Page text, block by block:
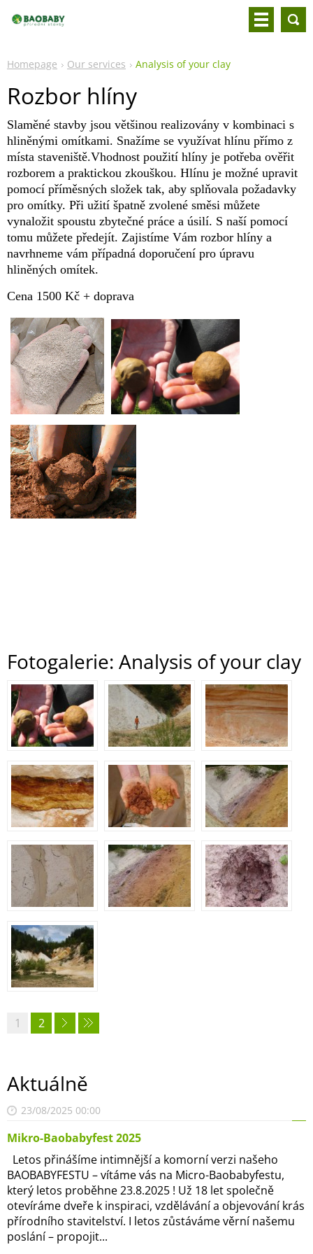
Homepage Our services Analysis of your clay
Rozbor hlíny
Slaměné stavby jsou většinou realizovány v kombinaci s
hliněnými omítkami. Snažíme se využívat hlínu přímo z
místa staveniště.Vhodnost použití hlíny je potřeba ověřit
rozborem a praktickou zkouškou. Hlínu je možné upravit
pomocí příměsných složek tak, aby splňovala požadavky
pro omítky. Při užití špatně zvolené směsi můžete
vynaložit spoustu zbytečné práce a úsilí. S naší pomocí
tomu můžete předejít. Zajistíme Vám rozbor hlíny a
navrhneme vám případná doporučení pro úpravu
hliněných omítek.
Cena 1500 Kč + doprava
Fotogalerie: Analysis of your clay
1 2
Aktuálně
23/08/2025 00:00
Mikro-Baobabyfest 2025
Letos přinášíme intimnější a komorní verzi našeho
BAOBABYFESTU – vítáme vás na Micro-Baobabyfestu,
který letos proběhne 23.8.2025 ! Už 18 let společně
otevíráme dveře k inspiraci, vzdělávání a objevování krás
přírodního stavitelství. I letos zůstáváme věrní našemu
poslání – propojit...